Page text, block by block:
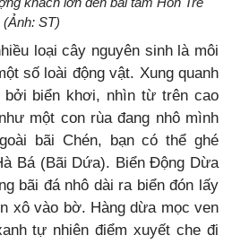
(Ảnh: ST)
loại cây nguyên sinh là môi
số loài động vật. Xung quanh
bởi biển khơi, nhìn từ trên cao
một con rùa đang nhô mình
bãi Chén, bạn có thể ghé
Bá (Bãi Dứa). Biển Động Dừa
bãi đá nhô dài ra biển đón lấy
xô vào bờ. Hàng dừa mọc ven
tự nhiên điểm xuyết che đi